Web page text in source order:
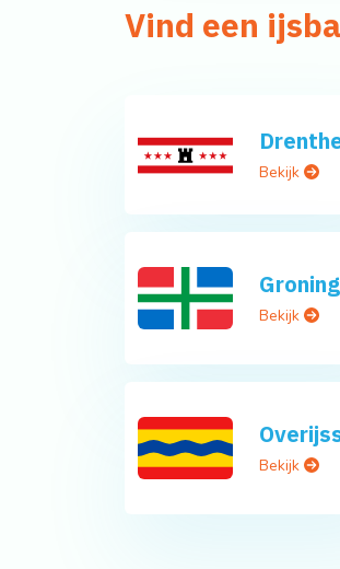
Vind een
Bekijk
Bekijk
Bekijk